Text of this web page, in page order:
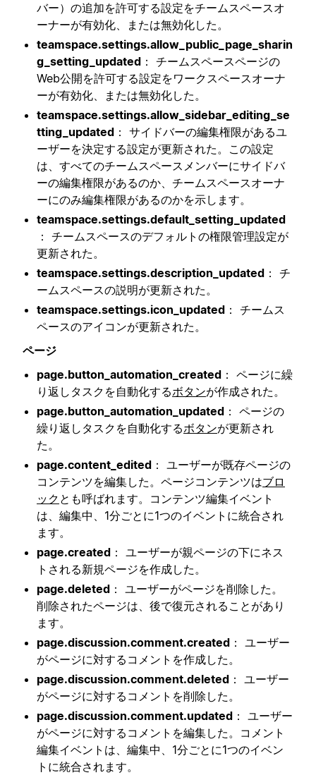
バー）の追加を許可する設定をチームスペースオ
ーナーが有効化、または無効化した。
teamspace.settings.allow_public_page_sharin
g_setting_updated ： チームスペースページの
Web公開を許可する設定をワークスペースオーナ
ーが有効化、または無効化した。
teamspace.settings.allow_sidebar_editing_se
tting_updated ： サイドバーの編集権限があるユ
ーザーを決定する設定が更新された。この設定
は、すべてのチームスペースメンバーにサイドバ
ーの編集権限があるのか、チームスペースオーナ
ーにのみ編集権限があるのかを示します。
teamspace.settings.default_setting_updated
： チームスペースのデフォルトの権限管理設定が
更新された。
teamspace.settings.description_updated ： チ
ームスペースの説明が更新された。
teamspace.settings.icon_updated ： チームス
ペースのアイコンが更新された。
ページ
page.button_automation_created ： ページに繰
り返しタスクを自動化するボタンが作成された。
page.button_automation_updated ： ページの
繰り返しタスクを自動化するボタンが更新され
た。
page.content_edited ： ユーザーが既存ページの
コンテンツを編集した。ページコンテンツはブロ
ック とも呼ばれます。コンテンツ編集イベント
は、編集中、1分ごとに1つのイベントに統合され
ます。
page.created ： ユーザーが親ページの下にネス
トされる新規ページを作成した。
page.deleted ： ユーザーがページを削除した。
削除されたページは、後で復元されることがあり
ます。
page.discussion.comment.created ： ユーザー
がページに対するコメントを作成した。
page.discussion.comment.deleted ： ユーザー
がページに対するコメントを削除した。
page.discussion.comment.updated ： ユーザー
がページに対するコメントを編集した。コメント
編集イベントは、編集中、1分ごとに1つのイベン
トに統合されます。